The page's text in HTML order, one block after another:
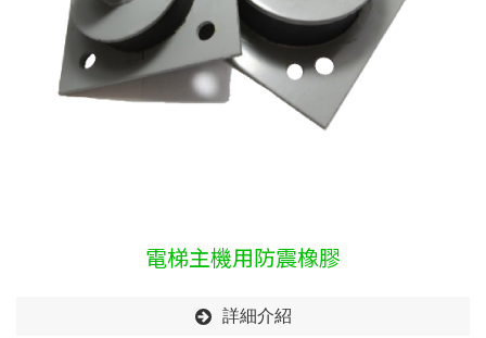
電梯主機用防震橡膠
詳細介紹